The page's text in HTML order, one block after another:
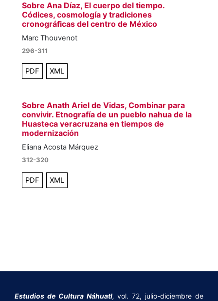
Sobre Ana Díaz, El cuerpo del tiempo.
Códices, cosmología y tradiciones
cronográficas del centro de México
Marc Thouvenot
296-311
PDF XML
Sobre Anath Ariel de Vidas, Combinar para
convivir. Etnografía de un pueblo nahua de la
Huasteca veracruzana en tiempos de
modernización
Eliana Acosta Márquez
312-320
PDF XML
Estudios de Cultura Náhuatl, vol. 72, julio-diciembre de